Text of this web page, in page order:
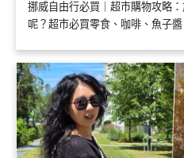
挪威自由行必買｜超市購物攻略
呢？超市必買零食、咖啡、魚子